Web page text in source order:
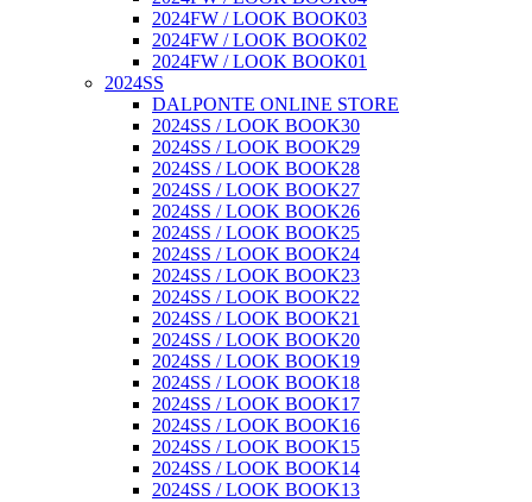
2024FW / LOOK BOOK03
2024FW / LOOK BOOK02
2024FW / LOOK BOOK01
2024SS
DALPONTE ONLINE STORE
2024SS / LOOK BOOK30
2024SS / LOOK BOOK29
2024SS / LOOK BOOK28
2024SS / LOOK BOOK27
2024SS / LOOK BOOK26
2024SS / LOOK BOOK25
2024SS / LOOK BOOK24
2024SS / LOOK BOOK23
2024SS / LOOK BOOK22
2024SS / LOOK BOOK21
2024SS / LOOK BOOK20
2024SS / LOOK BOOK19
2024SS / LOOK BOOK18
2024SS / LOOK BOOK17
2024SS / LOOK BOOK16
2024SS / LOOK BOOK15
2024SS / LOOK BOOK14
2024SS / LOOK BOOK13